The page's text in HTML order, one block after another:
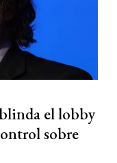
el lobby
sobre